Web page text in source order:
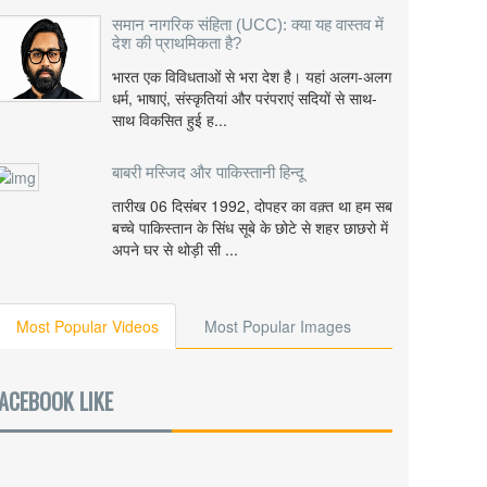
समान नागरिक संहिता (UCC): क्या यह वास्तव में
देश की प्राथमिकता है?
भारत एक विविधताओं से भरा देश है। यहां अलग-अलग
धर्म, भाषाएं, संस्कृतियां और परंपराएं सदियों से साथ-
साथ विकसित हुई ह...
बाबरी मस्जिद और पाकिस्तानी हिन्दू
तारीख 06 दिसंबर 1992, दोपहर का वक़्त था हम सब
बच्चे पाकिस्तान के सिंध सूबे के छोटे से शहर छाछरो में
अपने घर से थोड़ी सी ...
Most Popular Videos Most Popular Images
LIKE